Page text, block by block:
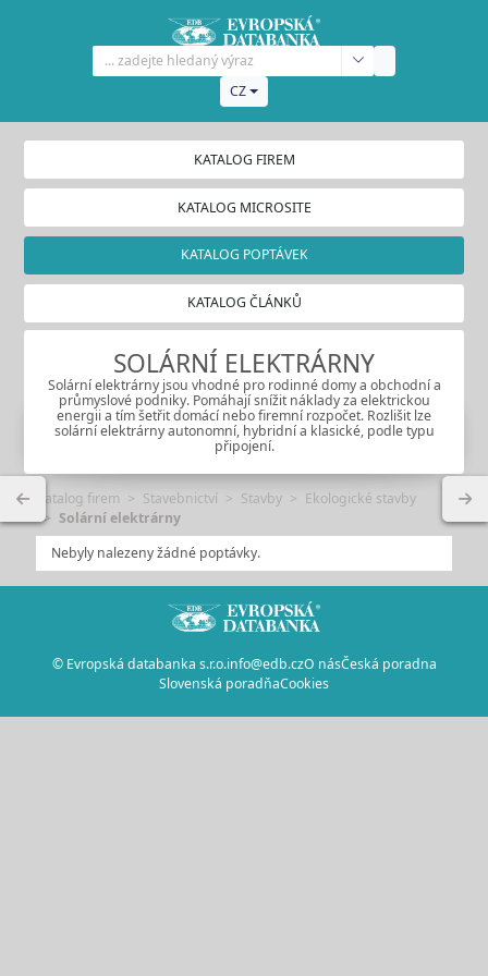
CZ
KATALOG FIREM
KATALOG MICROSITE
KATALOG POPTÁVEK
KATALOG ČLÁNKŮ
SOLÁRNÍ ELEKTRÁRNY
Solární elektrárny jsou vhodné pro rodinné domy a obchodní a
průmyslové podniky. Pomáhají snížit náklady za elektrickou
energii a tím šetřit domácí nebo firemní rozpočet. Rozlišit lze
solární elektrárny autonomní, hybridní a klasické, podle typu
připojení.
Katalog firem Stavebnictví Stavby
Ekologické stavby
Solární elektrárny
Nebyly nalezeny žádné poptávky.
© Evropská databanka s.r.o.info@edb.czO násČeská poradna
Slovenská poradňaCookies